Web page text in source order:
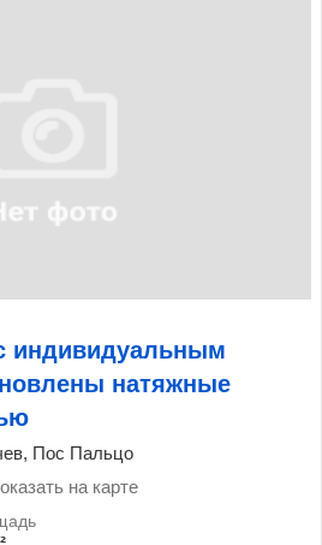
индивидуальным
натяжные
Пос Пальцо
на карте